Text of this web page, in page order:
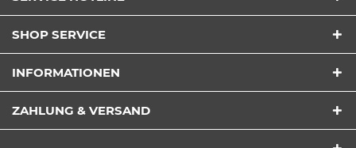
SHOP SERVICE
INFORMATIONEN
ZAHLUNG & VERSAND